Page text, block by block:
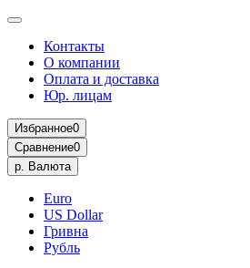
Контакты
О компании
Оплата и доставка
Юр. лицам
Избранное0
Сравнение0
р. Валюта
Euro
US Dollar
Гривна
Рубль